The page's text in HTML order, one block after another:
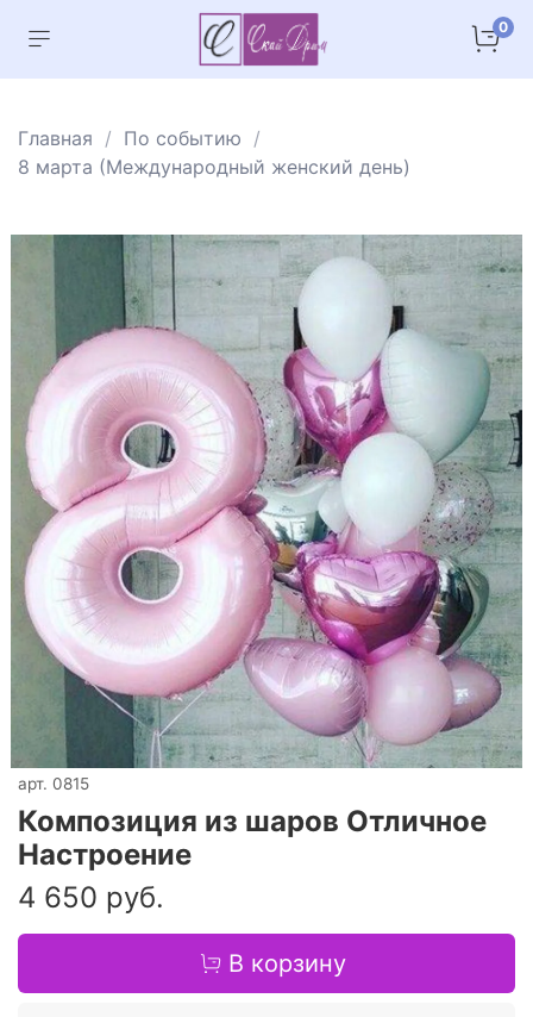
0
Главная
По событию
8 марта (Международный женский день)
арт. 0815
Композиция из шаров Отличное
Настроение
4 650 руб.
В корзину